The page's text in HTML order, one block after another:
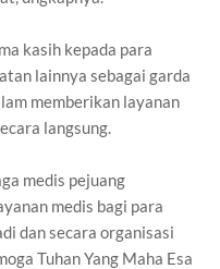
kasih kepada para
lainnya sebagai garda
memberikan layanan
langsung.
medis pejuang
medis bagi para
dan secara organisasi
Tuhan Yang Maha Esa